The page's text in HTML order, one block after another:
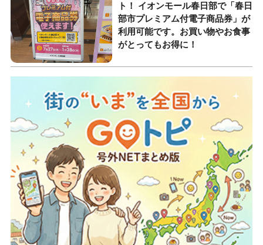
ト！ イオンモール春日部で「春日
部市プレミアム付電子商品券」が
利用可能です。お買い物やお食事
がとってもお得に！